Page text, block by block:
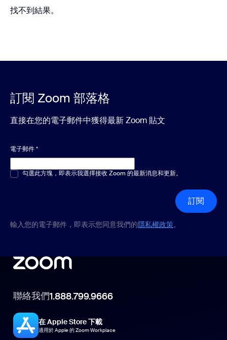
找不到結果。
訂閱 Zoom 部落格
直接在您的電子郵件中獲得最新 Zoom 貼文
電子郵件*
多選或單選*
勾選此方塊，即表示我選擇接收 Zoom 的最新消息和更新。
訂閱
輸入您的電子郵件，即表示您同意我們的隱私權政策。
聯絡我們1.888.799.9666
在 Apple Store 下載
適用於 Apple 的 Zoom Workplace